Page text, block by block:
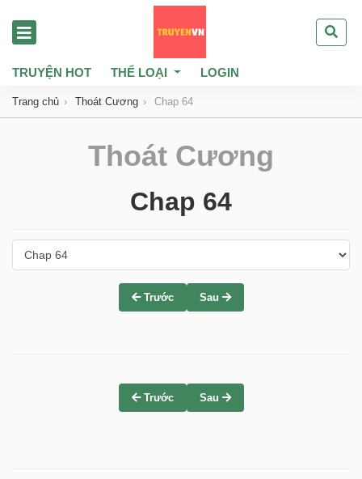
TRUYỆN HOT THỂ LOẠI LOGIN
Trang chủ Thoát Cương Chap 64
Thoát Cương
Chap 64
Trước Sau
Trước Sau